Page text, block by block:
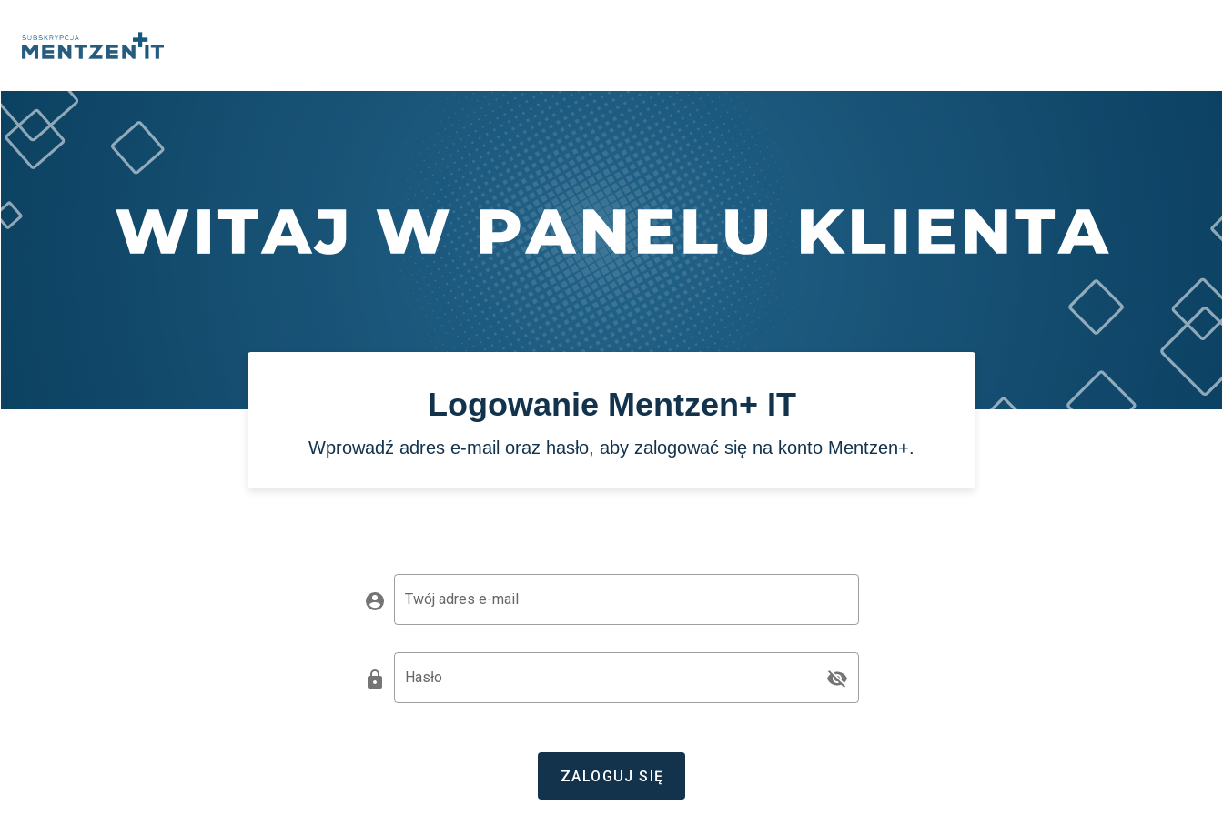
Logowanie Mentzen+ IT
Wprowadź adres e-mail oraz hasło, aby zalogować się na konto Mentzen+.
Twój adres e-mail
Hasło
ZALOGUJ SIĘ